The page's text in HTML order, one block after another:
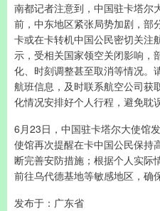
南都记者注意到，中国驻卡塔尔
前，中东地区紧张局势加剧，部
卡或在卡转机中国公民密切关注
示，受相关国家领空关闭影响，
化、时刻调整甚至取消等情况。
航班信息，及时联系航空公司获
化情况安排好个人行程，避免耽
6月23日，中国驻卡塔尔大使馆
使馆再次提醒在卡中国公民保持
断完善安防措施；根据个人实际
前往乌代德基地等敏感地区，确
发布于：广东省